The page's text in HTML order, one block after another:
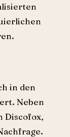
in den
Neben
Discofox,